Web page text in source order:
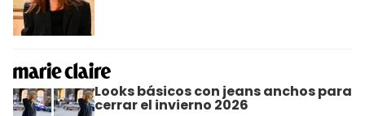
Looks básicos con jeans anchos para
cerrar el invierno 2026